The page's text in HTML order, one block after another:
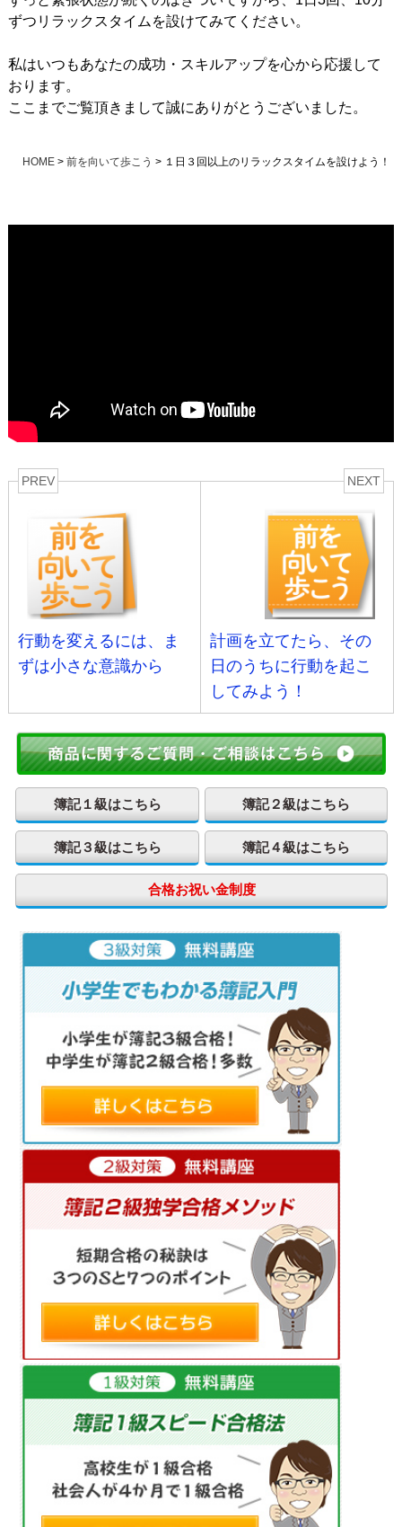
ずつリラックスタイムを設けてみてください。
私はいつもあなたの成功・スキルアップを心から応援して
おります。
ここまでご覧頂きまして誠にありがとうございました。
HOME> 前を向いて歩こう > １日３回以上のリラックスタイムを設けよう！
PREV
行動を変えるには、ま
ずは小さな意識から
NEXT
計画を立てたら、その
日のうちに行動を起こ
してみよう！
簿記１級はこちら 簿記２級はこちら
簿記３級はこちら 簿記４級はこちら
合格お祝い金制度